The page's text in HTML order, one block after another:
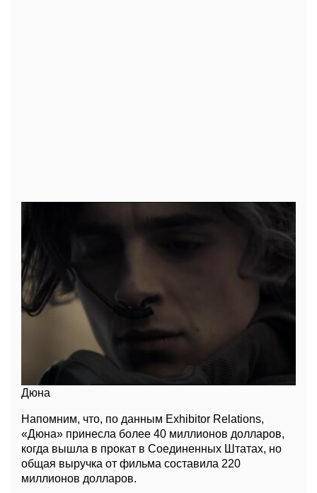
Дюна
Напомним, что, по данным Exhibitor Relations,
«Дюна» принесла более 40 миллионов долларов,
когда вышла в прокат в Соединенных Штатах, но
общая выручка от фильма составила 220
миллионов долларов.